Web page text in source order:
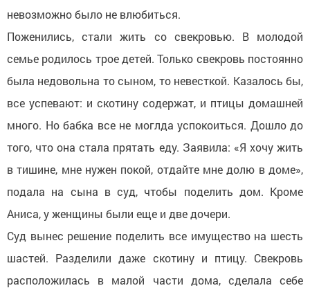
невозможно было не влюбиться.
Поженились, стали жить со свекровью. В молодой
семье родилось трое детей. Только свекровь постоянно
была недовольна то сыном, то невесткой. Казалось бы,
все успевают: и скотину содержат, и птицы домашней
много. Но бабка все не моглда успокоиться. Дошло до
того, что она стала прятать еду. Заявила: «Я хочу жить
в тишине, мне нужен покой, отдайте мне долю в доме»,
подала на сына в суд, чтобы поделить дом. Кроме
Аниса, у женщины были еще и две дочери.
Суд вынес решение поделить все имущество на шесть
шастей. Разделили даже скотину и птицу. Свекровь
расположилась в малой части дома, сделала себе